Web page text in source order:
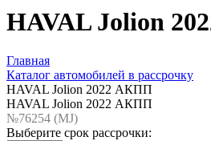
HAVAL Jolion
Главная
Каталог автомобилей в рассрочку
HAVAL Jolion 2022 АКПП
HAVAL Jolion 2022 АКПП
№76254 (МJ)
Выберите срок рассрочки: